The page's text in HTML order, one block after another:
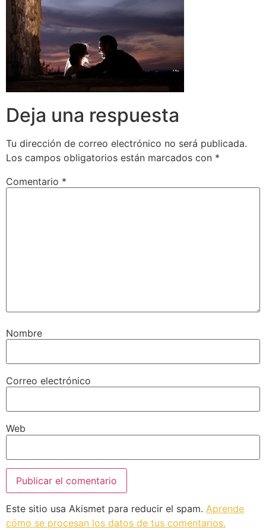
Deja una respuesta
Tu dirección de correo electrónico no será publicada.
Los campos obligatorios están marcados con *
Comentario *
Nombre
Correo electrónico
Web
Este sitio usa Akismet para reducir el spam. Aprende
cómo se procesan los datos de tus comentarios.